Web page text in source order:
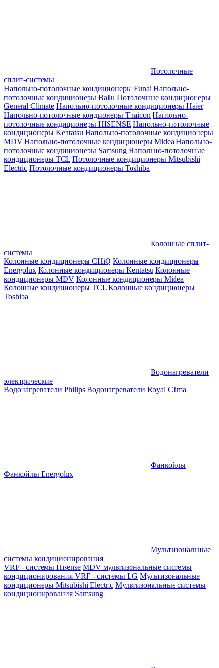
Потолочные
сплит-системы
Напольно-потолочные кондиционеры Funai Напольно-
потолочные кондиционеры Ballu Потолочные кондиционеры
General Climate Напольно-потолочные кондиционеры Haier
Напольно-потолочные кондионеры Thaicon Напольно-
потолочные кондиционеры HISENSE Напольно-потолочные
кондиционеры Kentatsu Напольно-потолочные кондиционеры
MDV Напольно-потолочные кондиционеры Midea Напольно-
потолочные кондиционеры Samsung Напольно-потолочные
кондиционеры TCL Потолочные кондиционеры Mitsubishi
Electric Потолочные кондиционеры Toshiba
Колонные сплит-
системы
Колонные кондиционеры CHiQ Колонные кондиционеры
Energolux Колонные кондиционеры Kentatsu Колонные
кондиционеры MDV Колонные кондиционеры Midea
Колонные кондиционеры TCL Колонные кондиционеры
Toshiba
Водонагреватели
электрические
Водонагреватели Philips Водонагреватели Royal Clima
Фанкойлы
Фанкойлы Energolux
Мультизональные
системы кондиционирования
VRF - системы Hisense MDV мультизональные системы
кондиционирования VRF - системы LG Мультизональные
кондиционеры Mitsubishi Electric Мультизональные системы
кондиционирования Samsung